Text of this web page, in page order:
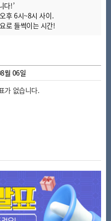
다!’
후 6시~8시 사이.
로 들썩이는 시간!
월 06일
가 없습니다.